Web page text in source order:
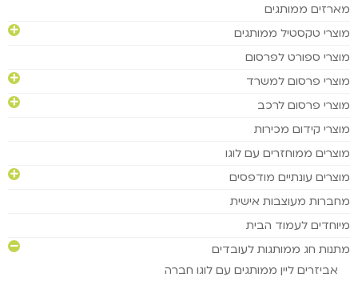
מארזים ממותגים
מוצרי טקסטיל ממותגים
מוצרי ספורט לפרסום
מוצרי פרסום למשרד
מוצרי פרסום לרכב
מוצרי קידום מכירות
מוצרים ממוחזרים עם לוגו
מוצרים עונתיים מודפסים
מחברות מעוצבות אישית
מיוחדים לעמוד הבית
מתנות חג ממותגות לעובדים
אביזרים ליין ממותגים עם לוגו חברה